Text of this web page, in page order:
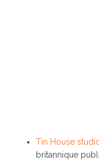
Tin House
britannique